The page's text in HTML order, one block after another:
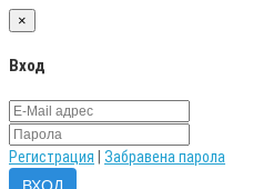
×
Вход
Регистрация Забравена парола